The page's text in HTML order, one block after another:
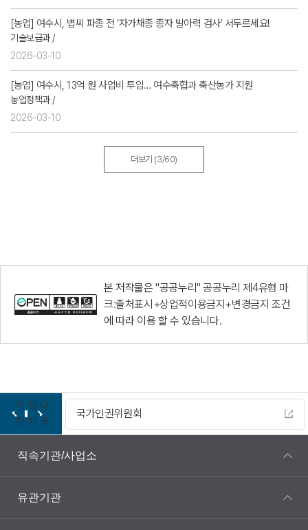
[농업] 여수시, 볍씨 파종 전 ‘자가채종 종자 발아력 검사’ 서두르세요!
기술보급과 /
2026-03-10
[농업] 여수시, 13억 원 사업비 투입… 여수축협과 축산농가 지원
농업정책과 /
2026-03-10
더보기 (3/60)
본 저작물은 "공공누리"공공누리 제4유형 마
크:출처표시+상업적이용금지+변경금지 조건
에 따라 이용 할 수 있습니다.
이
전
정
지
다
음
다누리
직속기관/사업소
유관기관